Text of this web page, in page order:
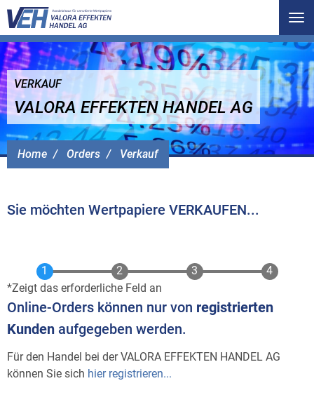
Home Orders Verkauf
VERKAUF
VALORA EFFEKTEN HANDEL AG
Sie möchten Wertpapiere VERKAUFEN...
Zeigt das erforderliche Feld an
Online-Orders können nur von registrierten
Kunden aufgegeben werden.
Für den Handel bei der VALORA EFFEKTEN HANDEL AG
können Sie sich hier registrieren...